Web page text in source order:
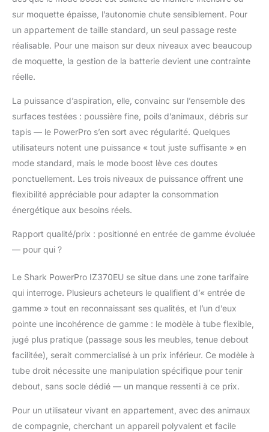
sur moquette épaisse, l’autonomie chute sensiblement. Pour
un appartement de taille standard, un seul passage reste
réalisable. Pour une maison sur deux niveaux avec beaucoup
de moquette, la gestion de la batterie devient une contrainte
réelle.
La puissance d’aspiration, elle, convainc sur l’ensemble des
surfaces testées : poussière fine, poils d’animaux, débris sur
tapis — le PowerPro s’en sort avec régularité. Quelques
utilisateurs notent une puissance « tout juste suffisante » en
mode standard, mais le mode boost lève ces doutes
ponctuellement. Les trois niveaux de puissance offrent une
flexibilité appréciable pour adapter la consommation
énergétique aux besoins réels.
Rapport qualité/prix : positionné en entrée de gamme évoluée
— pour qui ?
Le Shark PowerPro IZ370EU se situe dans une zone tarifaire
qui interroge. Plusieurs acheteurs le qualifient d’« entrée de
gamme » tout en reconnaissant ses qualités, et l’un d’eux
pointe une incohérence de gamme : le modèle à tube flexible,
jugé plus pratique (passage sous les meubles, tenue debout
facilitée), serait commercialisé à un prix inférieur. Ce modèle à
tube droit nécessite une manipulation spécifique pour tenir
debout, sans socle dédié — un manque ressenti à ce prix.
Pour un utilisateur vivant en appartement, avec des animaux
de compagnie, cherchant un appareil polyvalent et facile